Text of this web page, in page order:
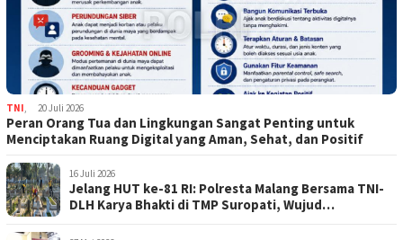
TNI, 20 Juli 2026
Peran Orang Tua dan Lingkungan Sangat Penting untuk
Menciptakan Ruang Digital yang Aman, Sehat, dan Positif
16 Juli 2026
Jelang HUT ke-81 RI: Polresta Malang Bersama TNI-
DLH Karya Bhakti di TMP Suropati, Wujud